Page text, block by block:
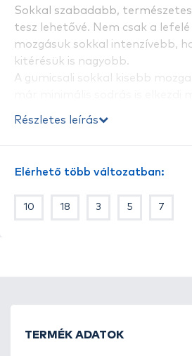
Sokkal szabadabb,
tesz lehetővé. Nem csak a
mozgásuk sokkal intenzívebb,
kitérésük is nagyobb.
A gumicsali sokkal kisebb
többfajta horogmérettel és
ezért nem tekeredik
Részletes leírás
Elérhető több változatban:
10 18 3 5 7
TERMÉK ADATOK